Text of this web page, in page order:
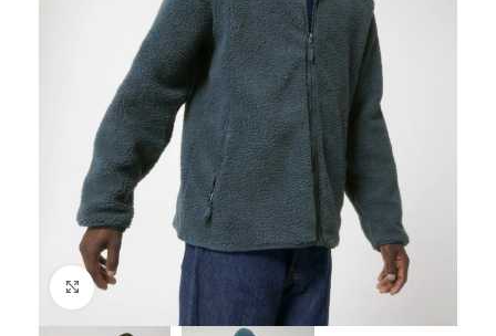
Click to enlarge